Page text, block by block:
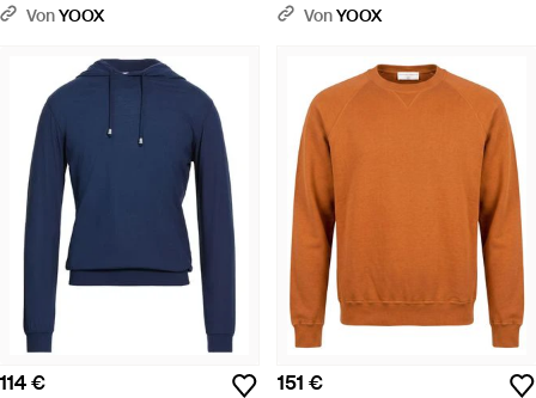
VonYOOX
VonYOOX
114 € 151 €